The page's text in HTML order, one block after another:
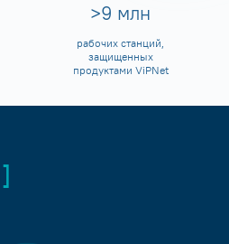
>10 млн
рабочих станций,
защищенных
продуктами ViPNet